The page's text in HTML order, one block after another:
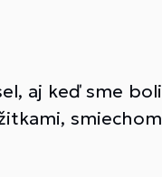
aj keď sme boli
smiechom